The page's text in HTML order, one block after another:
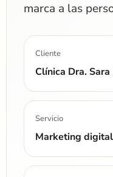
marca a las
Cliente
Clínica Dra. Sara
Servicio
Marketing